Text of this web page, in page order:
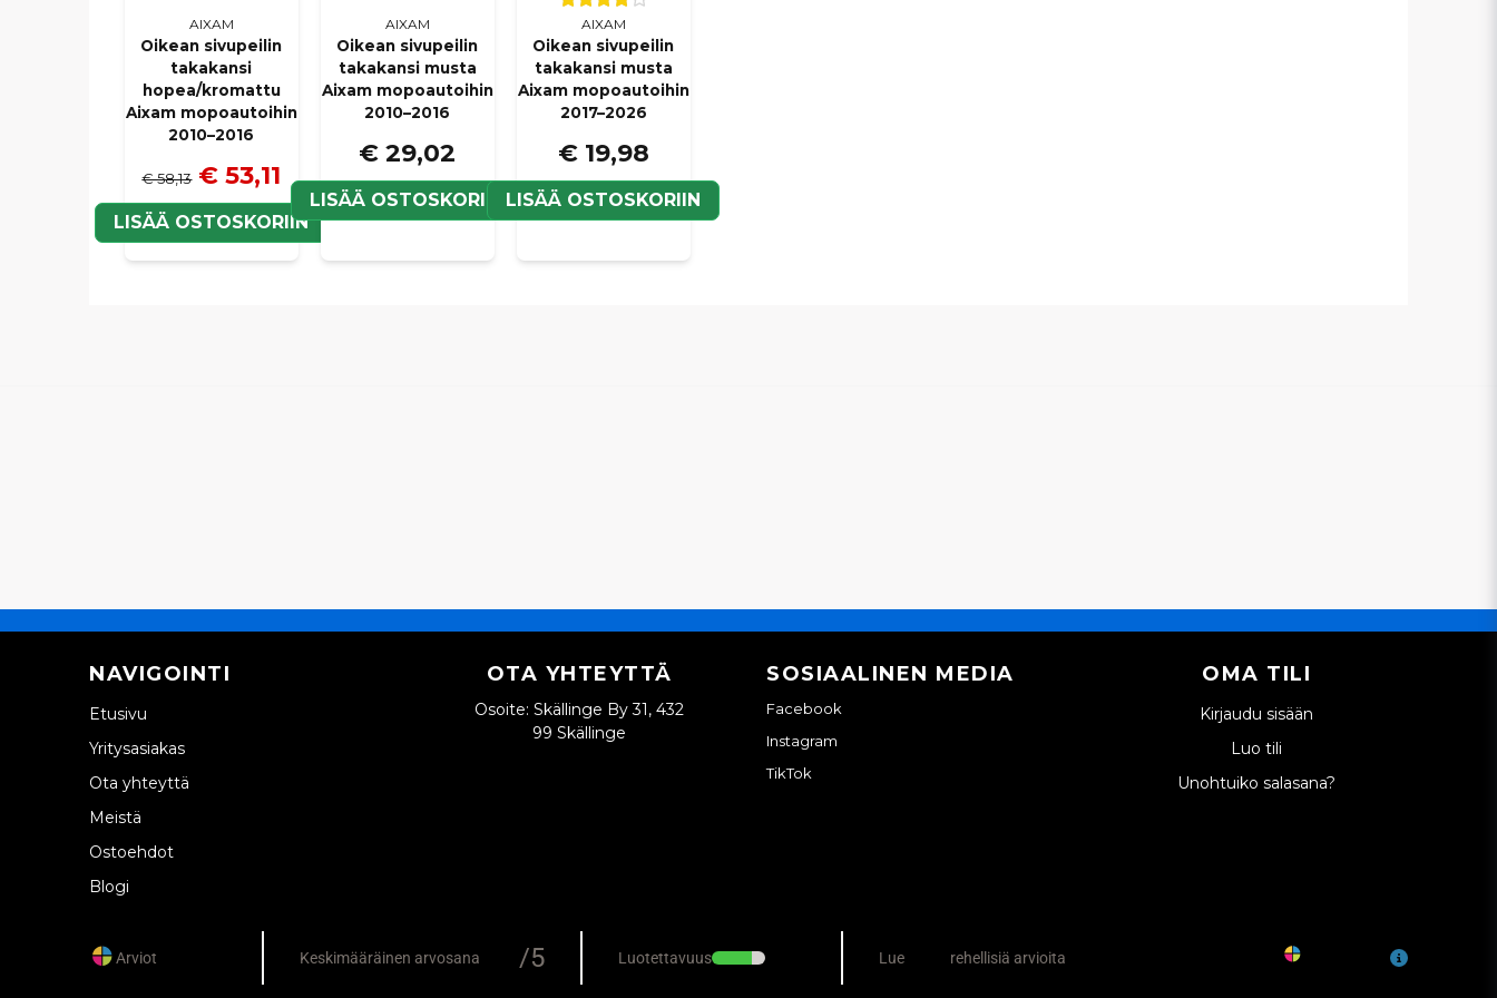
AIXAM
Oikean sivupeilin
takakansi
hopea/kromattu
Aixam mopoautoihin
2010–2016
€ 58,13 € 53,11
LISÄÄ OSTOSKORIIN
AIXAM
Oikean sivupeilin
takakansi musta
Aixam mopoautoihin
2010–2016
€ 29,02
LISÄÄ OSTOSKORIIN
AIXAM
Oikean sivupeilin
takakansi musta
Aixam mopoautoihin
2017–2026
€ 19,98
LISÄÄ OSTOSKORIIN
NAVIGOINTI
Etusivu
Yritysasiakas
Ota yhteyttä
Meistä
Ostoehdot
Blogi
OTA YHTEYTTÄ
Osoite: Skällinge By 31, 432
99 Skällinge
SOSIAALINEN MEDIA
Facebook
Instagram
TikTok
OMA TILI
Kirjaudu sisään
Luo tili
Unohtuiko salasana?